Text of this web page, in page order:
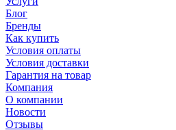
Блог
Бренды
Как купить
Условия оплаты
Условия доставки
Гарантия на товар
Компания
О компании
Новости
Отзывы